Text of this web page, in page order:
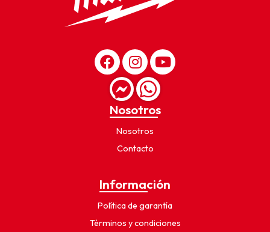
Nosotros
Nosotros
Contacto
Información
Política de garantía
Términos y condiciones